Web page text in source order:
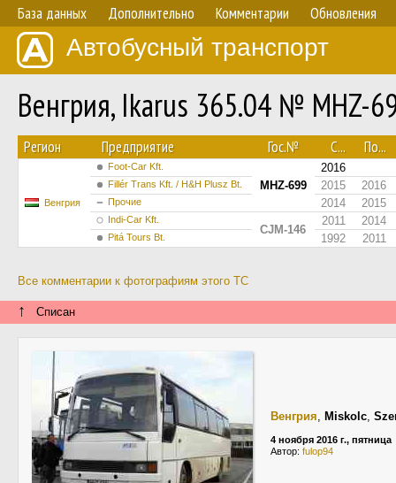
База данных Дополнительно Комментарии Обновления
Автобусный транспорт
Венгрия, Ikarus 365.04 № MHZ-
Регион Предприятие Гос.№ С... По...
Венгрия
Foot-Car Kft.
MHZ-699
2016
Fillér Trans Kft. / H&H Plusz Bt. 2015 2016
Прочие 2014 2015
Indi-Car Kft.
CJM-146
2011 2014
Pitá Tours Bt. 1992 2011
Все комментарии к фотографиям этого ТС
↑ Списан
Венгрия, Miskolc,
4 ноября 2016 г., пятница
Автор: fulop94